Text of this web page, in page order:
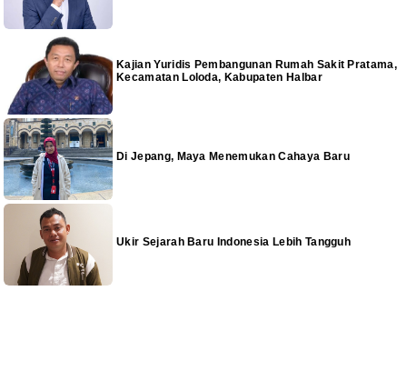
Kajian Yuridis Pembangunan Rumah Sakit Pratama,
Kecamatan Loloda, Kabupaten Halbar
Di Jepang, Maya Menemukan Cahaya Baru
Ukir Sejarah Baru Indonesia Lebih Tangguh